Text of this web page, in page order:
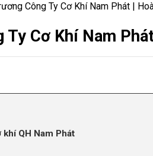
Công Ty Cơ Khí Nam Phát |
Cơ Khí Nam
QH Nam Phát